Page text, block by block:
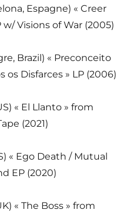
Espagne) « Creer
Visions of War (2005)
Brazil) « Preconceito
os Disfarces » LP (2006)
« El Llanto » from
(2021)
« Ego Death / Mutual
EP (2020)
« The Boss » from